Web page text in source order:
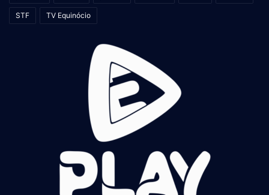
STF TV Equinócio